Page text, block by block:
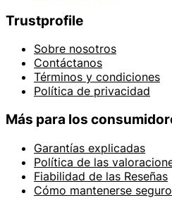
Trustprofile
Sobre nosotros
Contáctanos
Términos y condiciones
Política de privacidad
Más para los
Garantías explicadas
Política de las
Fiabilidad de las Reseñas
Cómo mantenerse